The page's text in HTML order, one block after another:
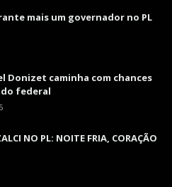
mais um governador no PL
Donizet caminha com chances
federal
NO PL: NOITE FRIA, CORAÇÃO